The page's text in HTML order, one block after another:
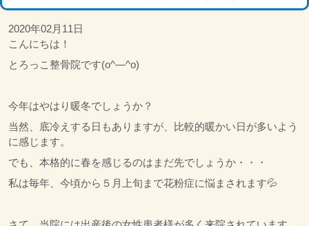
2020年02月11日
こんにちは！
とろっこ整骨院です(o^―^o)
今年はやはり暖冬でしょうか？
当然、底冷えする日もありますが、比較的暖かい日が多いよう
に感じます。
でも、本格的に春を感じるのはまだ先でしょうか・・・
私は毎年、今頃から５月上旬まで花粉症に悩まされます💦